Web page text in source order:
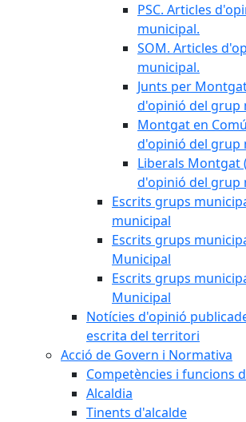
PSC. Articles
municipal.
SOM. Articles
municipal.
Junts per
d'opinió del grup
Montgat en
d'opinió del grup
Liberals Montgat
d'opinió del grup
Escrits grups
municipal
Escrits grups
Municipal
Escrits grups
Municipal
Notícies d'opinió
escrita del territori
Acció de Govern i Normativa
Competències i funcions
Alcaldia
Tinents d'alcalde